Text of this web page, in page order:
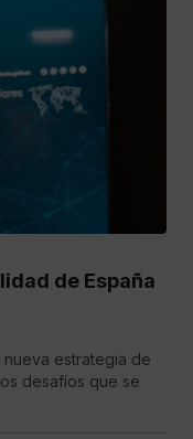
de España
estrategia de
desafíos que se